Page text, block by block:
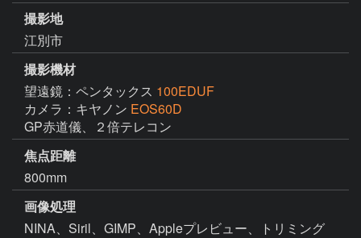
撮影地
江別市
撮影機材
望遠鏡：ペンタックス 100EDUF
カメラ：キヤノン EOS60D
GP赤道儀、２倍テレコン
焦点距離
800mm
画像処理
NINA、Siril、GIMP、Appleプレビュー、トリミング